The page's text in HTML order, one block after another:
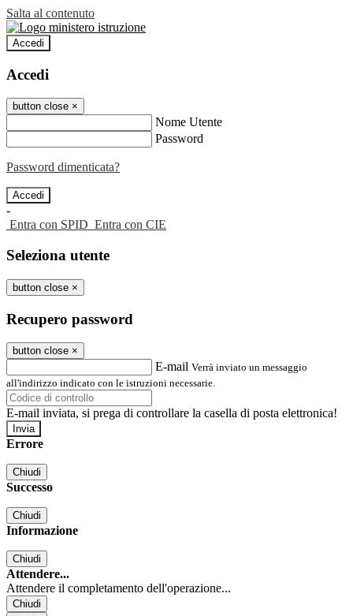
Salta al contenuto
Accedi
Accedi
button close ×
Nome Utente
Password
Password dimenticata?
-
Entra con SPID Entra con CIE
Seleziona utente
button close ×
Recupero password
button close ×
E-mail Verrà inviato un messaggio
all'indirizzo indicato con le istruzioni necessarie.
E-mail inviata, si prega di controllare la casella di posta elettronica!
Errore
Chiudi
Successo
Chiudi
Informazione
Chiudi
Attendere...
Attendere il completamento dell'operazione...
Chiudi